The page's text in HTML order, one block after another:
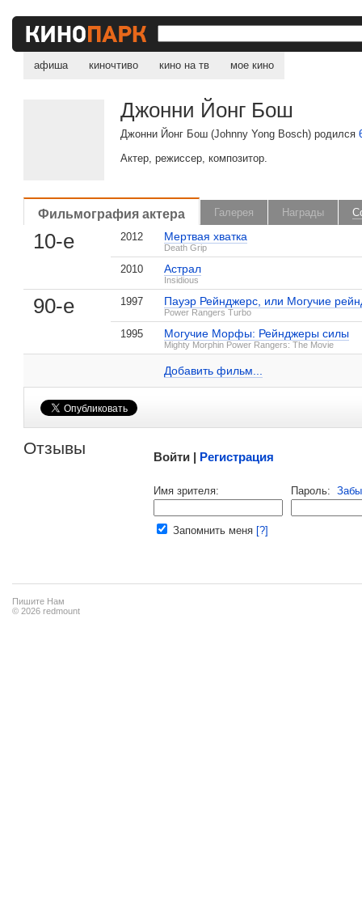
афиша киночтиво кино на тв мое кино
Джонни Йонг Бош
Джонни Йонг Бош (Johnny Yong Bosch) родился
Актер, режиссер, композитор.
Фильмография актера Галерея Награды
10-е 2012 Мертвая хватка
Death Grip
2010 Астрал
Insidious
90-е 1997 Пауэр Рейнджерс, или Могучие
Power Rangers Turbo
1995 Могучие Морфы: Рейнджеры силы
Mighty Morphin Power Rangers: The Movie
Добавить фильм...
Джонни Йонг Бош на IMDB.com
Отзывы
, поделитесь своим мнением
Войти | Регистрация
Имя зрителя: Пароль:
Запомнить меня [?]
Пишите Нам
© 2026 redmount